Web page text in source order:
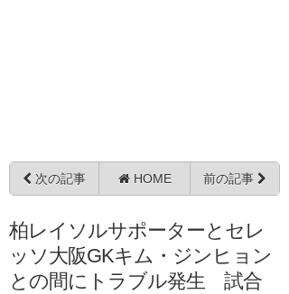
次の記事 HOME 前の記事
柏レイソルサポーターとセレ
ッソ大阪GKキム・ジンヒョン
との間にトラブル発生 試合